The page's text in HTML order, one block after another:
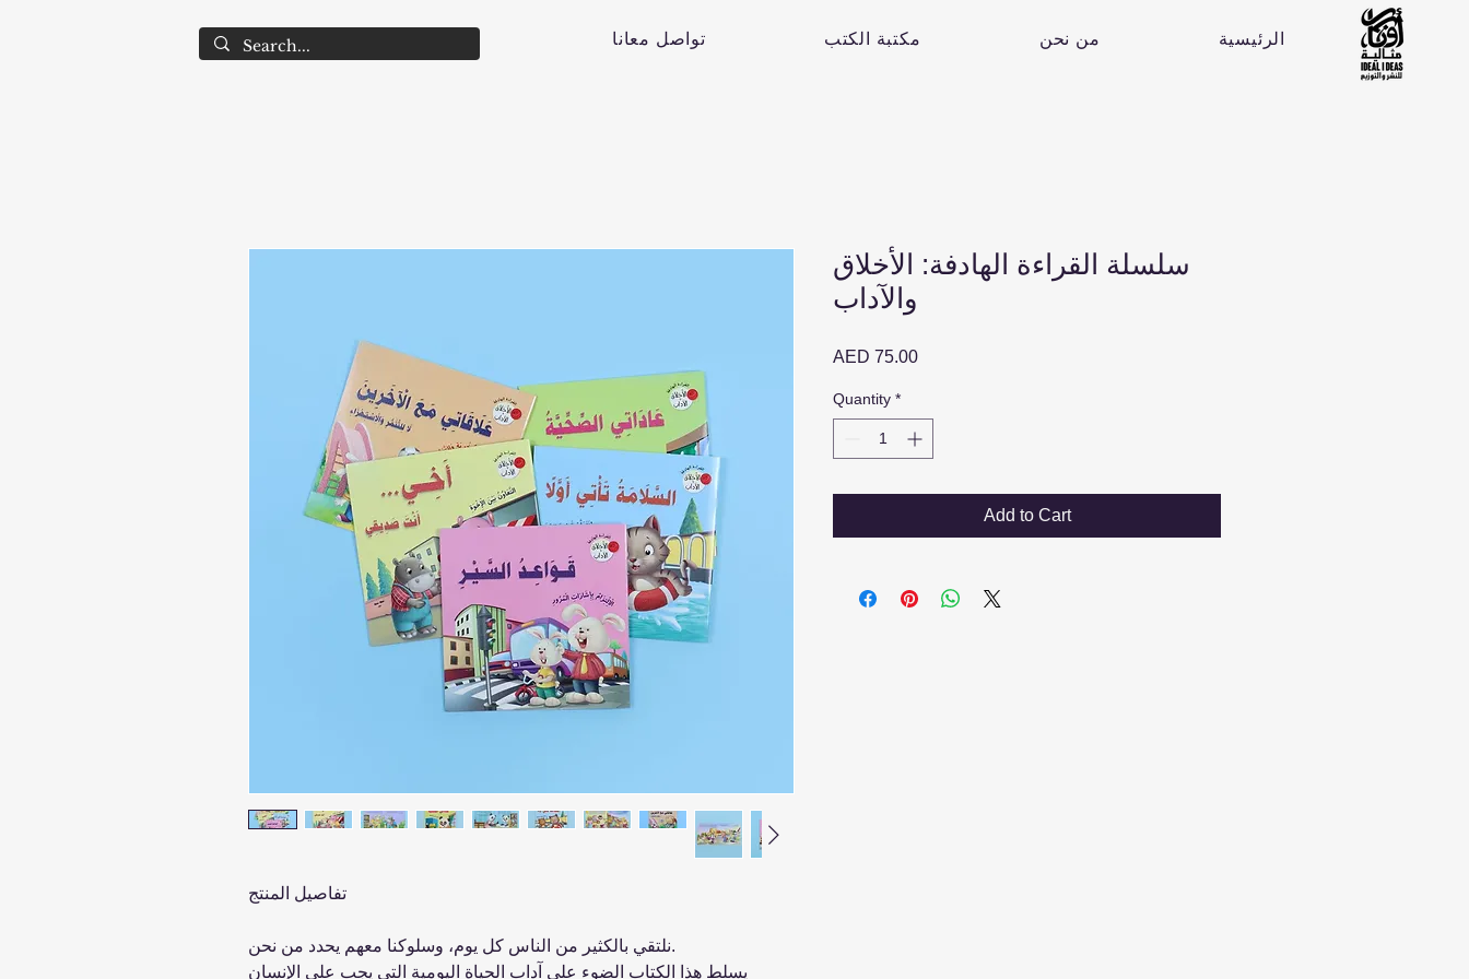
تواصل معانا مكتبة الكتب من نحن الرئيسية
تفاصيل المنتج
نلتقي بالكثير من الناس كل يوم، وسلوكنا معهم يحدد من نحن.
يسلط هذا الكتاب الضوء على آداب الحياة اليومية التي يجب على الإنسان
سلسلة القراءة الهادفة: الأخلاق
والآداب
AED 75.00Price
Quantity *
Add to Cart